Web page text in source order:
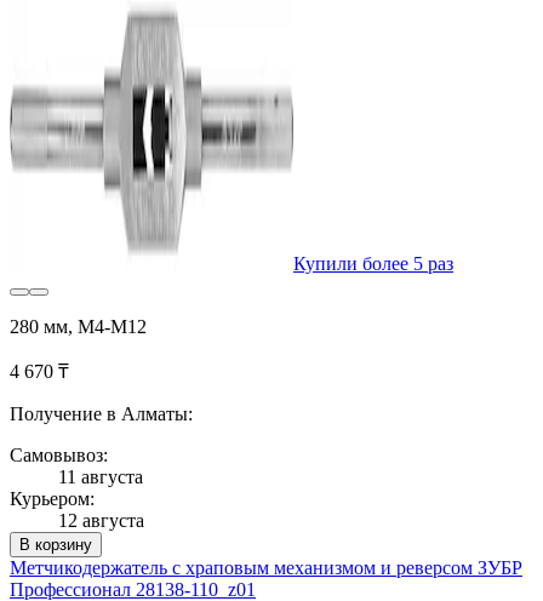
Купили более 5 раз
280 мм, М4-М12
4 670 ₸
Получение в Алматы:
Самовывоз:
11 августа
Курьером:
12 августа
В корзину
Метчикодержатель с храповым механизмом и реверсом ЗУБР
Профессионал 28138-110_z01